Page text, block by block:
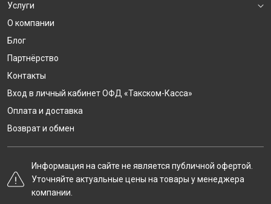
Услуги
О компании
Блог
Партнёрство
Контакты
Вход в личный кабинет ОФД «Такском-Касса»
Оплата и доставка
Возврат и обмен
Информация на сайте не является публичной офертой.
Уточняйте актуальные цены на товары у менеджера
компании.